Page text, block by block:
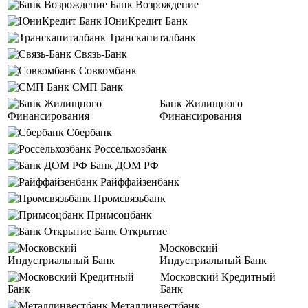
Банк Возрождение
ЮниКредит Банк
Транскапиталбанк
Связь-Банк
Совкомбанк
СМП Банк
Банк Жилищного
Финансирования
Сбербанк
Россельхозбанк
Банк ДОМ РФ
Райффайзенбанк
Промсвязьбанк
Примсоцбанк
Банк Открытие
Московский
Индустриальный Банк
Московский Кредитный
Банк
Металлинвестбанк